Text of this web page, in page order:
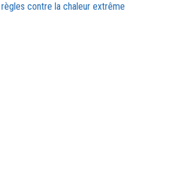
contre la chaleur extrême